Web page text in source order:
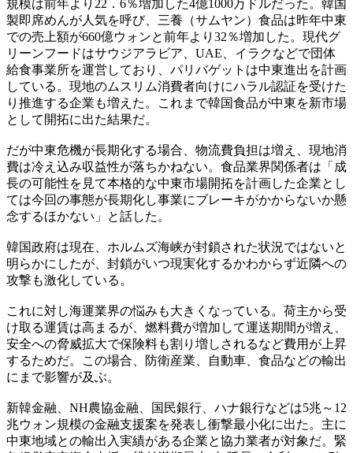
規模は前年より22．6％増加した4億1000万ドルだった。韓国
製即席めんが人気を呼び、三養（サムヤン）食品は昨年中東
での売上額が660億ウォンと前年より32％増加した。現代グ
リーンフードはサウジアラビア、UAE、イラクなどで団体
給食事業所を運営しており、パリバゲットは中東進出を計画
している。現地のムスリム消費者向けにハラル認証を受けた
り推進する企業も増えた。これまで韓国食品が中東を新市場
として開拓に出た結果だ。
だが中東危機が長期化する場合、物流費負担は増え、現地消
費は冷え込み収益性が落ちかねない。食品業界関係者は「成
長の可能性を見て本格的な中東市場開拓を計画した企業とし
ては今回の事態が長期化し事業にブレーキがかからないか懸
念するほかない」と話した。
韓国政府は現在、ホルムズ海峡が封鎖された状況ではないと
明らかにしたが、封鎖がいつ現実化するかわからず近隣への
攻撃も激化している。
これに対し海運業界の悩みも大きくなっている。荷主から受
け取る運賃は高まるが、燃料費が増加して運送期間が増え、
安全への脅威拡大で保険料も割り増しされるなど費用が上昇
するためだ。この場合、防衛産業、自動車、食品などの輸出
にまで影響が及ぶ。
新韓金融、NH農協金融、国民銀行、ハナ銀行などは5兆～12
兆ウォン規模の金融支援案を発表し衝撃最小化に出た。主に
中東地域との輸出入実績がある企業と協力業者が対象だ。緊